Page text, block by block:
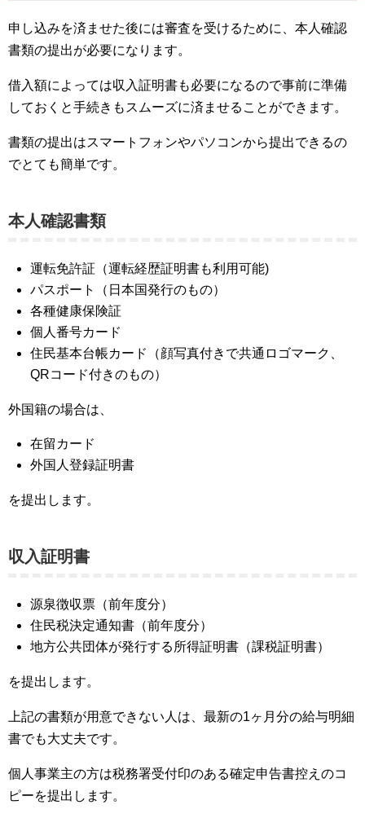
申し込みを済ませた後には審査を受けるために、本人確認
書類の提出が必要になります。
借入額によっては収入証明書も必要になるので事前に準備
しておくと手続きもスムーズに済ませることができます。
書類の提出はスマートフォンやパソコンから提出できるの
でとても簡単です。
本人確認書類
運転免許証（運転経歴証明書も利用可能)
パスポート（日本国発行のもの）
各種健康保険証
個人番号カード
住民基本台帳カード（顔写真付きで共通ロゴマーク、
QRコード付きのもの）
外国籍の場合は、
在留カード
外国人登録証明書
を提出します。
収入証明書
源泉徴収票（前年度分）
住民税決定通知書（前年度分）
地方公共団体が発行する所得証明書（課税証明書）
を提出します。
上記の書類が用意できない人は、最新の1ヶ月分の給与明細
書でも大丈夫です。
個人事業主の方は税務署受付印のある確定申告書控えのコ
ピーを提出します。